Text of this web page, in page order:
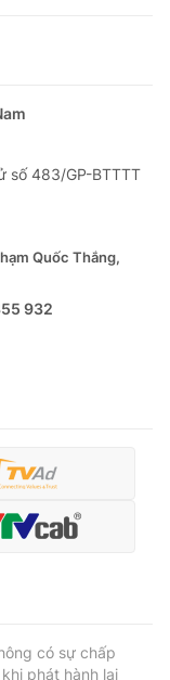
số 483/GP-BTTTT
Quốc Thắng,
932
có sự chấp
phát hành lại